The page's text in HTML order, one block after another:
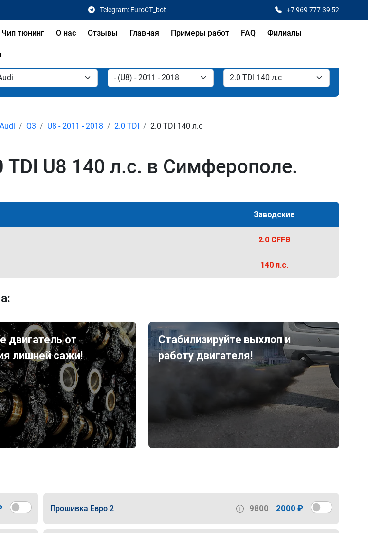
Telegram: EuroCT_bot +7 969 777 39 52
Чип тюнинг О нас Отзывы Главная Примеры работ FAQ Филиалы
Audi Q3 U8 - 2011 - 2018 2.0 TDI 2.0 TDI 140 л.с
U8 140 л.с. в Симферополе.
Заводские
2.0 CFFB
140 л.с.
двигатель от
лишней сажи!
Стабилизируйте выхлоп и
работу двигателя!
Прошивка Евро 2 9800 2000 ₽